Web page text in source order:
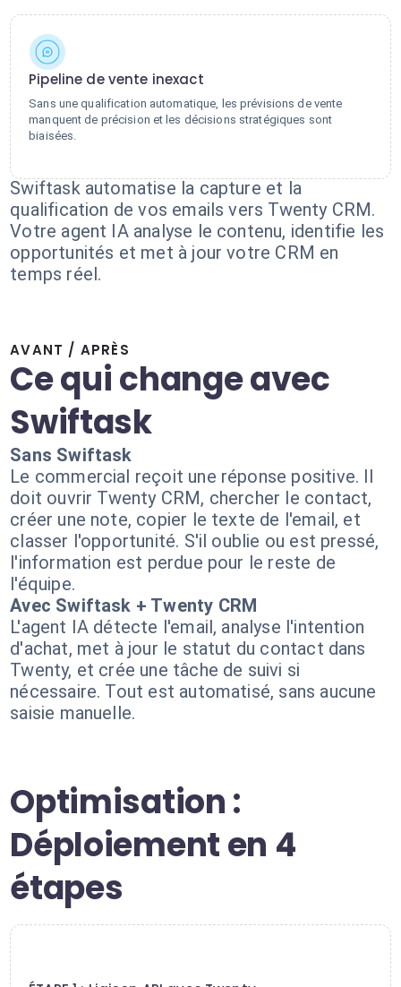
Pipeline de vente inexact
Sans une qualification automatique, les prévisions de vente
manquent de précision et les décisions stratégiques sont
biaisées.
Swiftask automatise la capture et la
qualification de vos emails vers Twenty CRM.
Votre agent IA analyse le contenu, identifie les
opportunités et met à jour votre CRM en
temps réel.
AVANT / APRÈS
Ce qui change avec
Swiftask
Sans Swiftask
Le commercial reçoit une réponse positive. Il
doit ouvrir Twenty CRM, chercher le contact,
créer une note, copier le texte de l'email, et
classer l'opportunité. S'il oublie ou est pressé,
l'information est perdue pour le reste de
l'équipe.
Avec Swiftask + Twenty CRM
L'agent IA détecte l'email, analyse l'intention
d'achat, met à jour le statut du contact dans
Twenty, et crée une tâche de suivi si
nécessaire. Tout est automatisé, sans aucune
saisie manuelle.
Optimisation :
Déploiement en 4
étapes